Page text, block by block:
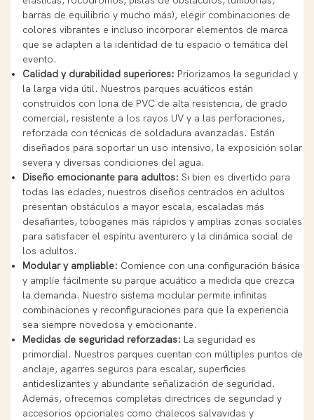
barras de equilibrio y mucho más), elegir combinaciones de
colores vibrantes e incluso incorporar elementos de marca
que se adapten a la identidad de tu espacio o temática del
evento.
Calidad y durabilidad superiores: Priorizamos la seguridad y
la larga vida útil. Nuestros parques acuáticos están
construidos con lona de PVC de alta resistencia, de grado
comercial, resistente a los rayos UV y a las perforaciones,
reforzada con técnicas de soldadura avanzadas. Están
diseñados para soportar un uso intensivo, la exposición solar
severa y diversas condiciones del agua.
Diseño emocionante para adultos: Si bien es divertido para
todas las edades, nuestros diseños centrados en adultos
presentan obstáculos a mayor escala, escaladas más
desafiantes, toboganes más rápidos y amplias zonas sociales
para satisfacer el espíritu aventurero y la dinámica social de
los adultos.
Modular y ampliable: Comience con una configuración básica
y amplíe fácilmente su parque acuático a medida que crezca
la demanda. Nuestro sistema modular permite infinitas
combinaciones y reconfiguraciones para que la experiencia
sea siempre novedosa y emocionante.
Medidas de seguridad reforzadas: La seguridad es
primordial. Nuestros parques cuentan con múltiples puntos de
anclaje, agarres seguros para escalar, superficies
antideslizantes y abundante señalización de seguridad.
Además, ofrecemos completas directrices de seguridad y
accesorios opcionales como chalecos salvavidas y